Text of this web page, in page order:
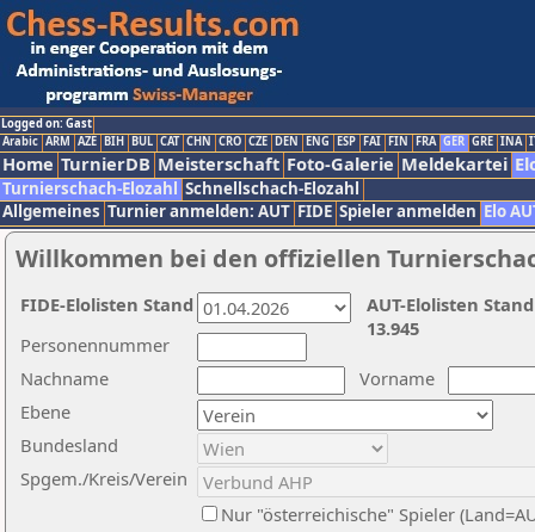
Logged on: Gast
Arabic ARM AZE BIH BUL CAT CHN CRO CZE DEN ENG ESP FAI FIN FRA GER GRE INA
Home TurnierDB Meisterschaft Foto-Galerie Meldekartei
Turnierschach-Elozahl Schnellschach-Elozahl
Allgemeines Turnier anmelden: AUT FIDE Spieler anmelden Elo
Willkommen bei den offiziellen
Nachname
Vorname
Ebene
Personennummer
Bundesland
Spgem./Kreis/Verein
Nur "österreichische" Spieler
AUT-Elolisten
13.945
FIDE-Elolisten Stand